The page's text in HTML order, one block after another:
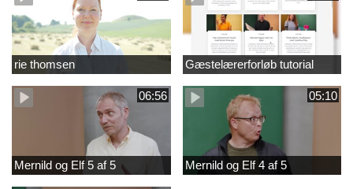
rie thomsen Gæstelærerforløb tutorial
06:56
Mernild og Elf 5 af 5
05:10
Mernild og Elf 4 af 5